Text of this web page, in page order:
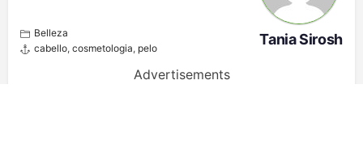
Belleza
cabello, cosmetologia, pelo
Tania Sirosh
Advertisements